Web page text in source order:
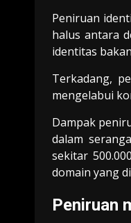
Peniruan
halus antara
identitas
Terkadang,
mengelabui
Dampak
dalam
sekitar
domain yang
Peniruan